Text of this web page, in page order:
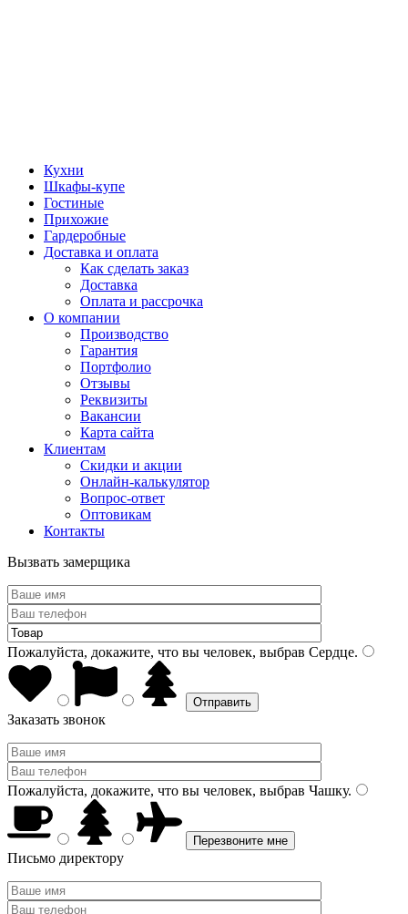
Кухни
Шкафы-купе
Гостиные
Прихожие
Гардеробные
Доставка и оплата
Как сделать заказ
Доставка
Оплата и рассрочка
О компании
Производство
Гарантия
Портфолио
Отзывы
Реквизиты
Вакансии
Карта сайта
Клиентам
Скидки и акции
Онлайн-калькулятор
Вопрос-ответ
Оптовикам
Контакты
Вызвать замерщика
Пожалуйста, докажите, что вы человек, выбрав Сердце.
Заказать звонок
Пожалуйста, докажите, что вы человек, выбрав Чашку.
Письмо директору